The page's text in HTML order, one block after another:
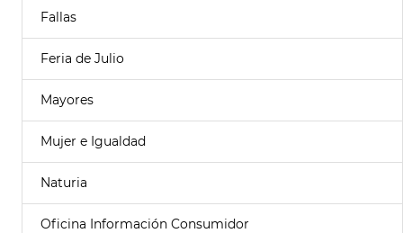
Fallas
Feria de Julio
Mayores
Mujer e Igualdad
Naturia
Oficina Información Consumidor